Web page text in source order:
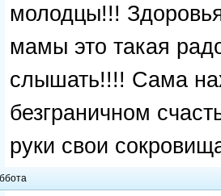
молодцы!!!
мамы это такая
слышать!!!! Сама
безграничном
руки свои